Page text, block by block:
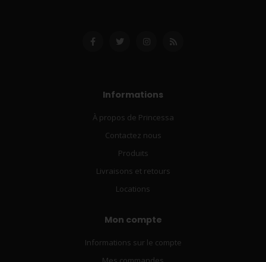
Informations
À propos de Princessa
Contactez nous
Produits
Livraisons et retours
Locations
Mon compte
Informations sur le compte